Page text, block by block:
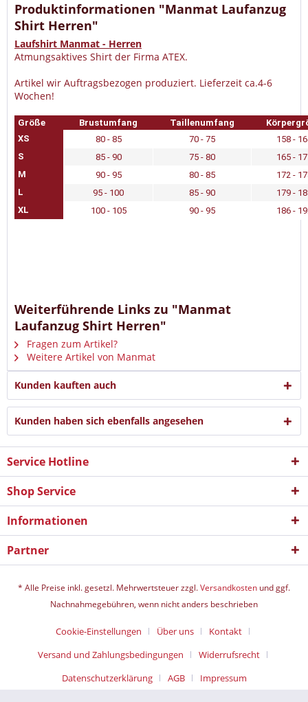
Produktinformationen "Manmat Laufanzug
Shirt Herren"
Laufshirt Manmat - Herren
Atmungsaktives Shirt der Firma ATEX.
Artikel wir Auftragsbezogen produziert. Lieferzeit ca.4-6
Wochen!
Größe Brustumfang Taillenumfang
XS
80 - 85 70 - 75
158 -
S
85 - 90 75 - 80
165 -
M
90 - 95 80 - 85
172 -
L
95 - 100 85 - 90
179 -
XL
100 - 105 90 - 95 186 -
Weiterführende Links zu "Manmat
Laufanzug Shirt Herren"
Fragen zum Artikel?
Weitere Artikel von Manmat
Kunden kauften auch
Kunden haben sich ebenfalls angesehen
Service Hotline
Shop Service
Informationen
Partner
* Alle Preise inkl. gesetzl. Mehrwertsteuer zzgl.Versandkosten und ggf.
Nachnahmegebühren, wenn nicht anders beschrieben
Cookie-Einstellungen Über uns
Kontakt
Versand und Zahlungsbedingungen
Widerrufsrecht
Datenschutz­erklärung
AGB Impressum